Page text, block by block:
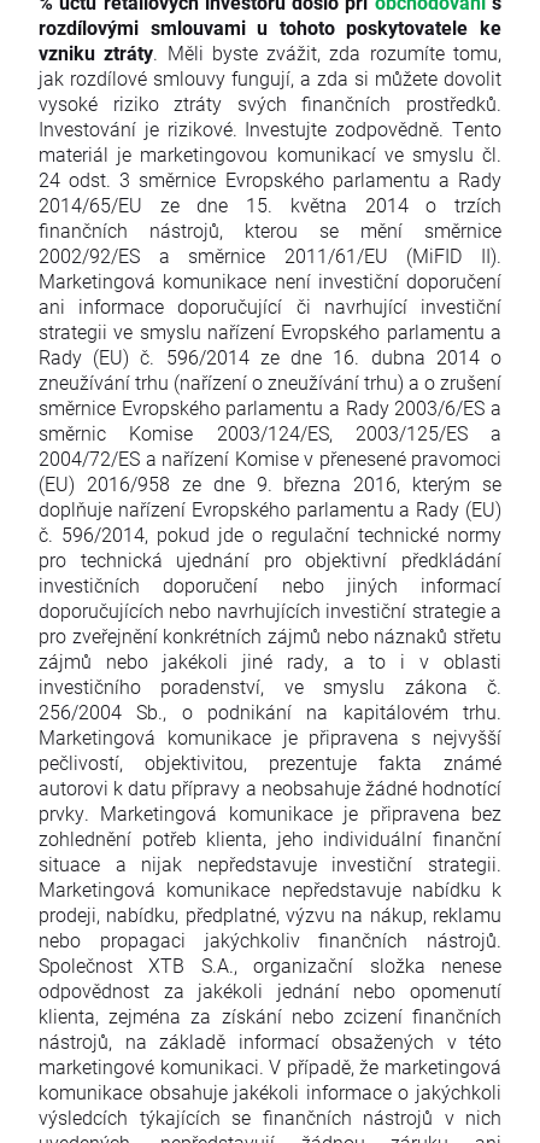
rozdílovými smlouvami u tohoto poskytovatele ke
vzniku ztráty. Měli byste zvážit, zda rozumíte tomu,
jak rozdílové smlouvy fungují, a zda si můžete dovolit
vysoké riziko ztráty svých finančních prostředků.
Investování je rizikové. Investujte zodpovědně. Tento
materiál je marketingovou komunikací ve smyslu čl.
24 odst. 3 směrnice Evropského parlamentu a Rady
2014/65/EU ze dne 15. května 2014 o trzích
finančních nástrojů, kterou se mění směrnice
2002/92/ES a směrnice 2011/61/EU (MiFID II).
Marketingová komunikace není investiční doporučení
ani informace doporučující či navrhující investiční
strategii ve smyslu nařízení Evropského parlamentu a
Rady (EU) č. 596/2014 ze dne 16. dubna 2014 o
zneužívání trhu (nařízení o zneužívání trhu) a o zrušení
směrnice Evropského parlamentu a Rady 2003/6/ES a
směrnic Komise 2003/124/ES, 2003/125/ES a
2004/72/ES a nařízení Komise v přenesené pravomoci
(EU) 2016/958 ze dne 9. března 2016, kterým se
doplňuje nařízení Evropského parlamentu a Rady (EU)
č. 596/2014, pokud jde o regulační technické normy
pro technická ujednání pro objektivní předkládání
investičních doporučení nebo jiných informací
doporučujících nebo navrhujících investiční strategie a
pro zveřejnění konkrétních zájmů nebo náznaků střetu
zájmů nebo jakékoli jiné rady, a to i v oblasti
investičního poradenství, ve smyslu zákona č.
256/2004 Sb., o podnikání na kapitálovém trhu.
Marketingová komunikace je připravena s nejvyšší
pečlivostí, objektivitou, prezentuje fakta známé
autorovi k datu přípravy a neobsahuje žádné hodnotící
prvky. Marketingová komunikace je připravena bez
zohlednění potřeb klienta, jeho individuální finanční
situace a nijak nepředstavuje investiční strategii.
Marketingová komunikace nepředstavuje nabídku k
prodeji, nabídku, předplatné, výzvu na nákup, reklamu
nebo propagaci jakýchkoliv finančních nástrojů.
Společnost XTB S.A., organizační složka nenese
odpovědnost za jakékoli jednání nebo opomenutí
klienta, zejména za získání nebo zcizení finančních
nástrojů, na základě informací obsažených v této
marketingové komunikaci. V případě, že marketingová
komunikace obsahuje jakékoli informace o jakýchkoli
výsledcích týkajících se finančních nástrojů v nich